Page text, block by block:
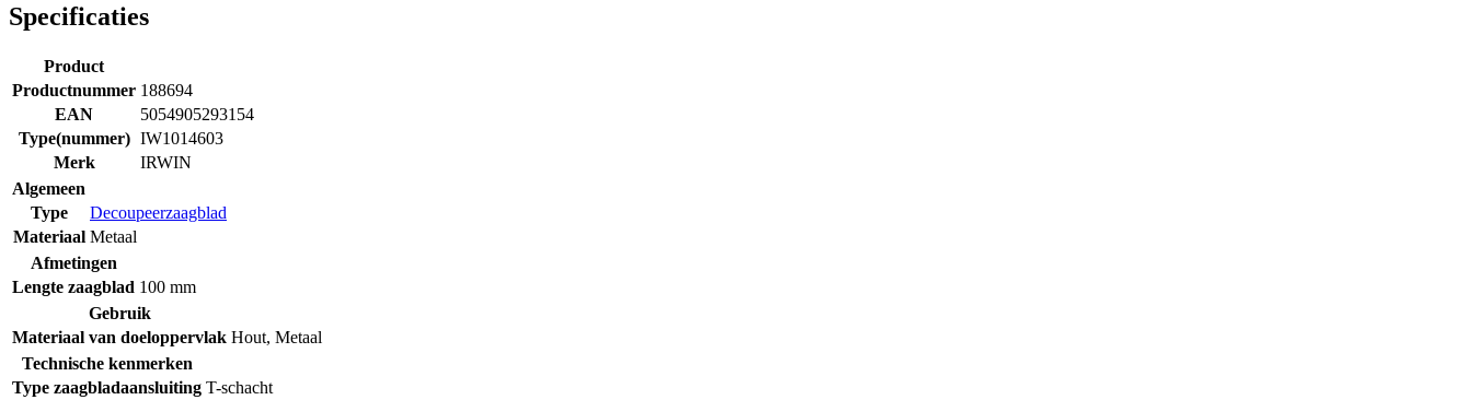
Specificaties
Product
Productnummer 188694
EAN
5054905293154
Type(nummer) IW1014603
Merk
IRWIN
Algemeen
Type
Decoupeerzaagblad
Materiaal Metaal
Afmetingen
Lengte zaagblad 100 mm
Gebruik
Materiaal van doeloppervlak Hout, Metaal
Technische kenmerken
Type zaagbladaansluiting T-schacht